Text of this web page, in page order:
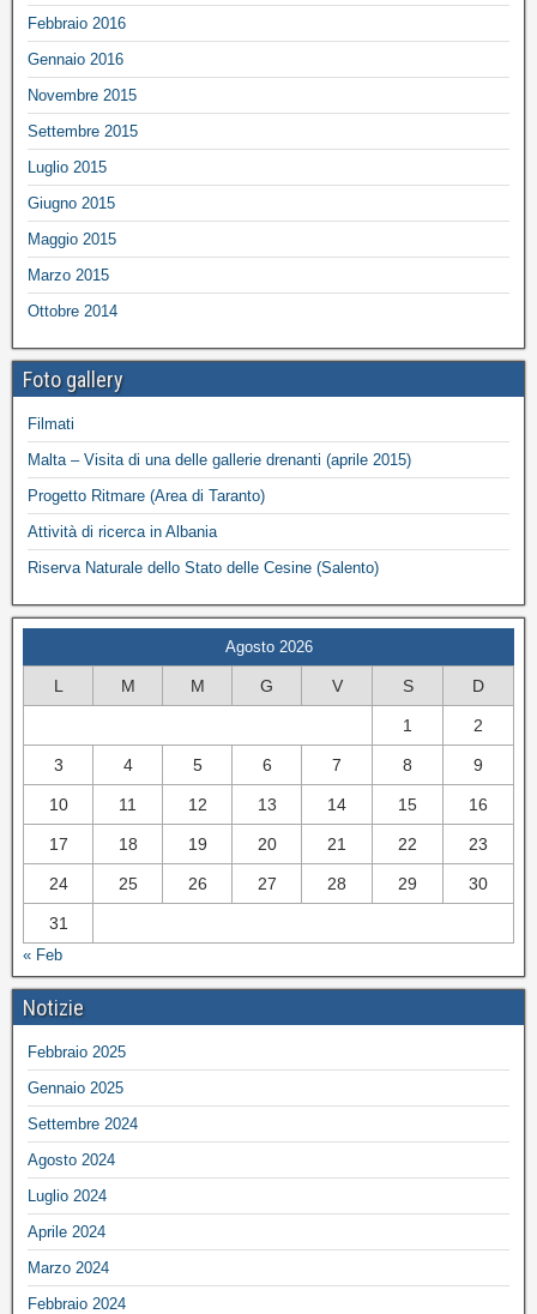
Febbraio 2016
Gennaio 2016
Novembre 2015
Settembre 2015
Luglio 2015
Giugno 2015
Maggio 2015
Marzo 2015
Ottobre 2014
Foto gallery
Filmati
Malta – Visita di una delle gallerie drenanti (aprile 2015)
Progetto Ritmare (Area di Taranto)
Attività di ricerca in Albania
Riserva Naturale dello Stato delle Cesine (Salento)
Agosto 2026
L M M G V S D
1 2
3 4 5 6 7 8 9
10 11 12 13 14 15 16
17 18 19 20 21 22 23
24 25 26 27 28 29 30
31
« Feb
Notizie
Febbraio 2025
Gennaio 2025
Settembre 2024
Agosto 2024
Luglio 2024
Aprile 2024
Marzo 2024
Febbraio 2024